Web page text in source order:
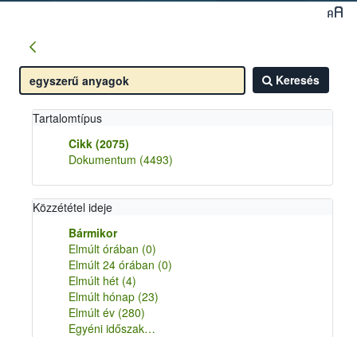
Keresés
Tartalomtípus
Cikk (2075)
Dokumentum (4493)
Közzététel ideje
Bármikor
Elmúlt órában (0)
Elmúlt 24 órában (0)
Elmúlt hét (4)
Elmúlt hónap (23)
Elmúlt év (280)
Egyéni időszak…